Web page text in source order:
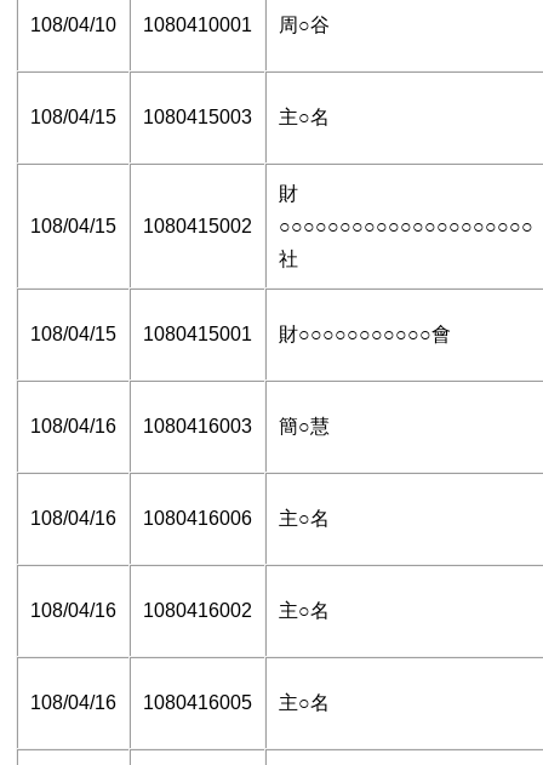
108/04/10 1080410001 周○谷
108/04/15 1080415003 主○名
108/04/15 1080415002
財
○○○○○○○○○○○○○○○○○○○○○
社
108/04/15 1080415001 財○○○○○○○○○○○會
108/04/16 1080416003 簡○慧
108/04/16 1080416006 主○名
108/04/16 1080416002 主○名
108/04/16 1080416005 主○名